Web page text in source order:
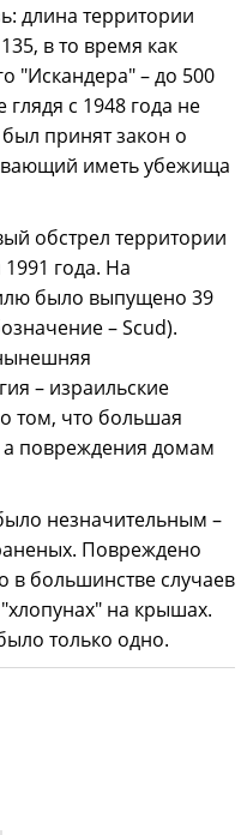
длина территории
в то время как
"Искандера" – до 500
с 1948 года не
принят закон о
иметь убежища
обстрел территории
года. На
было выпущено 39
– Scud).
– израильские
том, что большая
а повреждения домам
незначительным –
Повреждено
в большинстве случаев
на крышах.
только одно.